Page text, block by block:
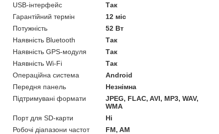
USB-інтерфейс
Так
Гарантійний термін
12 міс
Потужність
52 Вт
Наявність Bluetooth
Так
Наявність GPS-модуля
Так
Наявність Wi-Fi
Так
Операційна система
Android
Передня панель
Незнімна
Підтримувані формати
JPEG, FLAC, AVI, MP3, WAV,
WMA
Порт для SD-карти
Ні
Робочі діапазони частот
FM, AM